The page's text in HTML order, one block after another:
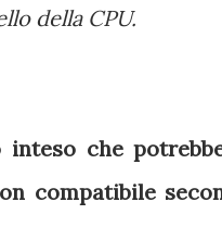
della CPU.
inteso che
compatibile